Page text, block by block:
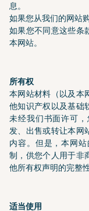
息。
如果您从我们的网站
如果您不同意这些条
本网站。
所有权
本网站材料（以及本
他知识产权以及基础
未经我们书面许可
发、出售或转让本网
内容。但是，本网
制，供您个人用于非
他所有权声明的完整性
适当使用